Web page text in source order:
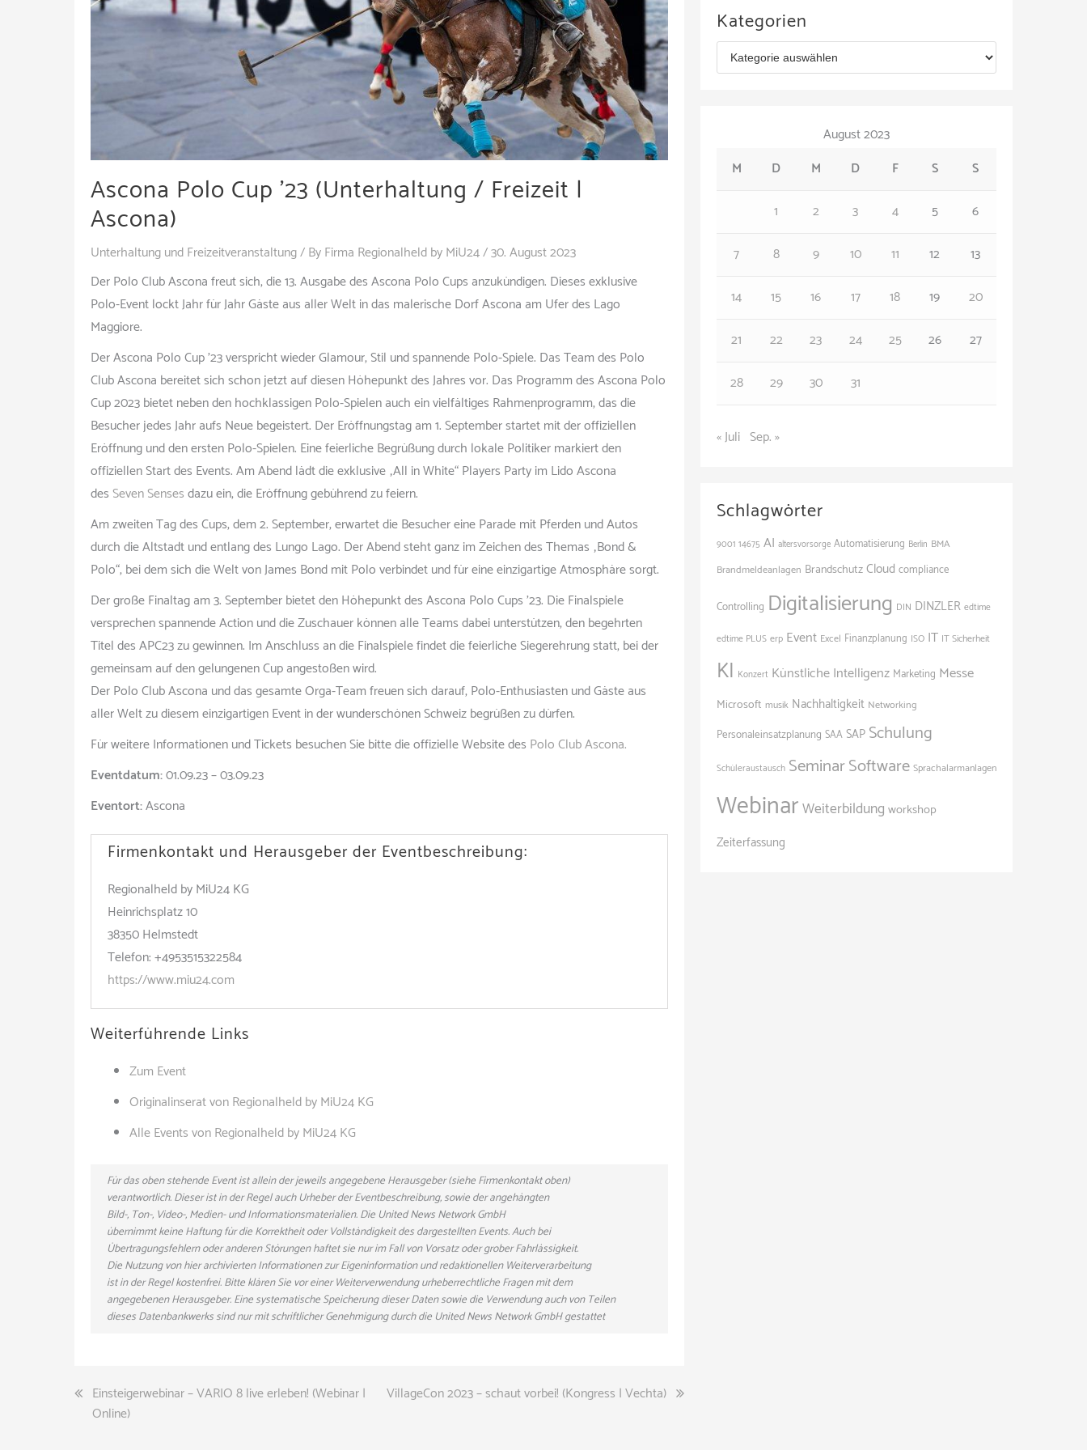
Ascona Polo Cup ’23 (Unterhaltung / Freizeit |
Ascona)
Unterhaltung und Freizeitveranstaltung/ ByFirma Regionalheld by MiU24/30. August 2023
Der Polo Club Ascona freut sich, die 13. Ausgabe des Ascona Polo Cups anzukündigen. Dieses exklusive
Polo-Event lockt Jahr für Jahr Gäste aus aller Welt in das malerische Dorf Ascona am Ufer des Lago
Maggiore.
Der Ascona Polo Cup ’23 verspricht wieder Glamour, Stil und spannende Polo-Spiele. Das Team des Polo
Club Ascona bereitet sich schon jetzt auf diesen Höhepunkt des Jahres vor. Das Programm des Ascona Polo
Cup 2023 bietet neben den hochklassigen Polo-Spielen auch ein vielfältiges Rahmenprogramm, das die
Besucher jedes Jahr aufs Neue begeistert. Der Eröffnungstag am 1. September startet mit der offiziellen
Eröffnung und den ersten Polo-Spielen. Eine feierliche Begrüßung durch lokale Politiker markiert den
offiziellen Start des Events. Am Abend lädt die exklusive „All in White“ Players Party im Lido Ascona
desSeven Sensesdazu ein, die Eröffnung gebührend zu feiern.
Am zweiten Tag des Cups, dem 2. September, erwartet die Besucher eine Parade mit Pferden und Autos
durch die Altstadt und entlang des Lungo Lago. Der Abend steht ganz im Zeichen des Themas „Bond &
Polo“, bei dem sich die Welt von James Bond mit Polo verbindet und für eine einzigartige Atmosphäre sorgt.
Der große Finaltag am 3. September bietet den Höhepunkt des Ascona Polo Cups ’23. Die Finalspiele
versprechen spannende Action und die Zuschauer können alle Teams dabei unterstützen, den begehrten
Titel des APC23 zu gewinnen. Im Anschluss an die Finalspiele findet die feierliche Siegerehrung statt, bei der
gemeinsam auf den gelungenen Cup angestoßen wird.
Der Polo Club Ascona und das gesamte Orga-Team freuen sich darauf, Polo-Enthusiasten und Gäste aus
aller Welt zu diesem einzigartigen Event in der wunderschönen Schweiz begrüßen zu dürfen.
Für weitere Informationen und Tickets besuchen Sie bitte die offizielle Website des Polo Club Ascona.
Eventdatum:01.09.23 – 03.09.23
Eventort:Ascona
Firmenkontakt und Herausgeber der Eventbeschreibung:
Regionalheld by MiU24 KG
Heinrichsplatz 10
38350 Helmstedt
Telefon: +4953515322584
https://www.miu24.com
Weiterführende Links
Zum Event
Originalinserat von Regionalheld by MiU24 KG
Alle Events von Regionalheld by MiU24 KG
Für das oben stehende Event ist allein der jeweils angegebene Herausgeber (siehe Firmenkontakt oben)
verantwortlich. Dieser ist in der Regel auch Urheber der Eventbeschreibung, sowie der angehängten
Bild-, Ton-, Video-, Medien- und Informationsmaterialien. Die United News Network GmbH
übernimmt keine Haftung für die Korrektheit oder Vollständigkeit des dargestellten Events. Auch bei
Übertragungsfehlern oder anderen Störungen haftet sie nur im Fall von Vorsatz oder grober Fahrlässigkeit.
Die Nutzung von hier archivierten Informationen zur Eigeninformation und redaktionellen Weiterverarbeitung
ist in der Regel kostenfrei. Bitte klären Sie vor einer Weiterverwendung urheberrechtliche Fragen mit dem
angegebenen Herausgeber. Eine systematische Speicherung dieser Daten sowie die Verwendung auch von Teilen
dieses Datenbankwerks sind nur mit schriftlicher Genehmigung durch die United News Network GmbH gestattet
Beitragsnavigation
Einsteigerwebinar – VARIO 8 live erleben! (Webinar |
Online)
VillageCon 2023 – schaut vorbei! (Kongress | Vechta)
hKategorien
August 2023
M
D M D F S
S
1
2 3 4 5
6
7
8 9 10 11 12
13
14
15 16 17 18 19
20
21
22 23 24 25 26
27
28
29 30 31
« Juli Sep. »
Schlagwörter
9001 14675 AI altersvorsorge Automatisierung Berlin BMA
Brandmeldeanlagen BrandschutzCloud compliance
Controlling Digitalisierung DIN DINZLER edtime
edtime PLUS erp Event Excel Finanzplanung ISO IT IT Sicherheit
KI Konzert Künstliche Intelligenz Marketing Messe
Microsoft musik Nachhaltigkeit Networking
Personaleinsatzplanung SAASAP Schulung
Schüleraustausch SeminarSoftware Sprachalarmanlagen
WebinarWeiterbildung workshop
Zeiterfassung